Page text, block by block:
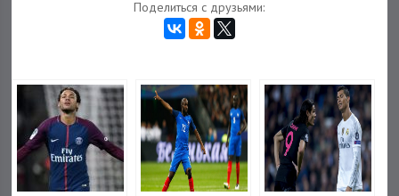
Поделиться с друзьями: